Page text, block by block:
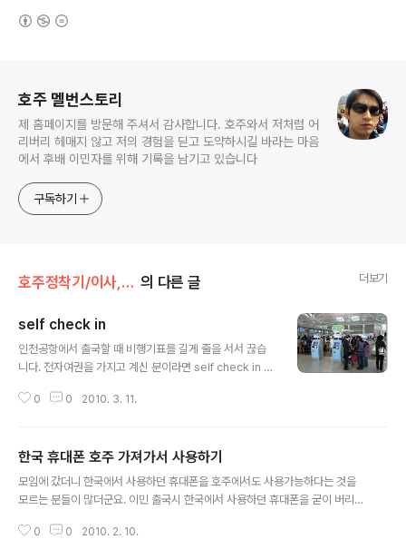
호주 멜번스토리
제 홈페이지를 방문해 주셔서 감사합니다. 호주와서 저처럼 어
리버리 헤매지 않고 저의 경험을 딛고 도약하시길 바라는 마음
에서 후배 이민자를 위해 기록을 남기고 있습니다
구독하기
호주정착기/이사,출국 의 다른 글 더보기
self check in
인천공항에서 출국할 때 비행기표를 길게 줄을 서서 끊습
니다. 전자여권을 가지고 계신 분이라면 self check in 을
길게 줄을 서 있지만 self check in 키오스크에는 줄 서
그림으로 보면서 touch screen 으로 선택하기만 하면 됩
니다. 이렇게 탑승권을 발행한 다음에 짐은 별도로 마련되
어 있는 창구에서 부치면 됩니다. 사용하는 방법은 간단합
다음에 비행기좌석을 고르기만 하면 되니까요. 친절하게도
0 0 2010. 3. 11.
한국 휴대폰 호주 가져가서 사용하기
모임에 갔더니 한국에서 사용하던 휴대폰을 호주에서도 사용가능하다는 것을
모르는 분들이 많더군요. 이민 출국시 한국에서 사용하던 휴대폰을 굳이 버리지
다. 매직심이라는 것을 인터넷(옥션,인터파크,지마켓,11번가)에서 하나 구입해
0 0 2010. 2. 10.